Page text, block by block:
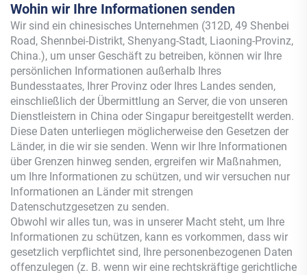
Wohin wir Ihre Informationen senden
Wir sind ein chinesisches Unternehmen (312D, 49 Shenbei
Road, Shennbei-Distrikt, Shenyang-Stadt, Liaoning-Provinz,
China.), um unser Geschäft zu betreiben, können wir Ihre
persönlichen Informationen außerhalb Ihres
Bundesstaates, Ihrer Provinz oder Ihres Landes senden,
einschließlich der Übermittlung an Server, die von unseren
Dienstleistern in China oder Singapur bereitgestellt werden.
Diese Daten unterliegen möglicherweise den Gesetzen der
Länder, in die wir sie senden. Wenn wir Ihre Informationen
über Grenzen hinweg senden, ergreifen wir Maßnahmen,
um Ihre Informationen zu schützen, und wir versuchen nur
Informationen an Länder mit strengen
Datenschutzgesetzen zu senden.
Obwohl wir alles tun, was in unserer Macht steht, um Ihre
Informationen zu schützen, kann es vorkommen, dass wir
gesetzlich verpflichtet sind, Ihre personenbezogenen Daten
offenzulegen (z. B. wenn wir eine rechtskräftige gerichtliche